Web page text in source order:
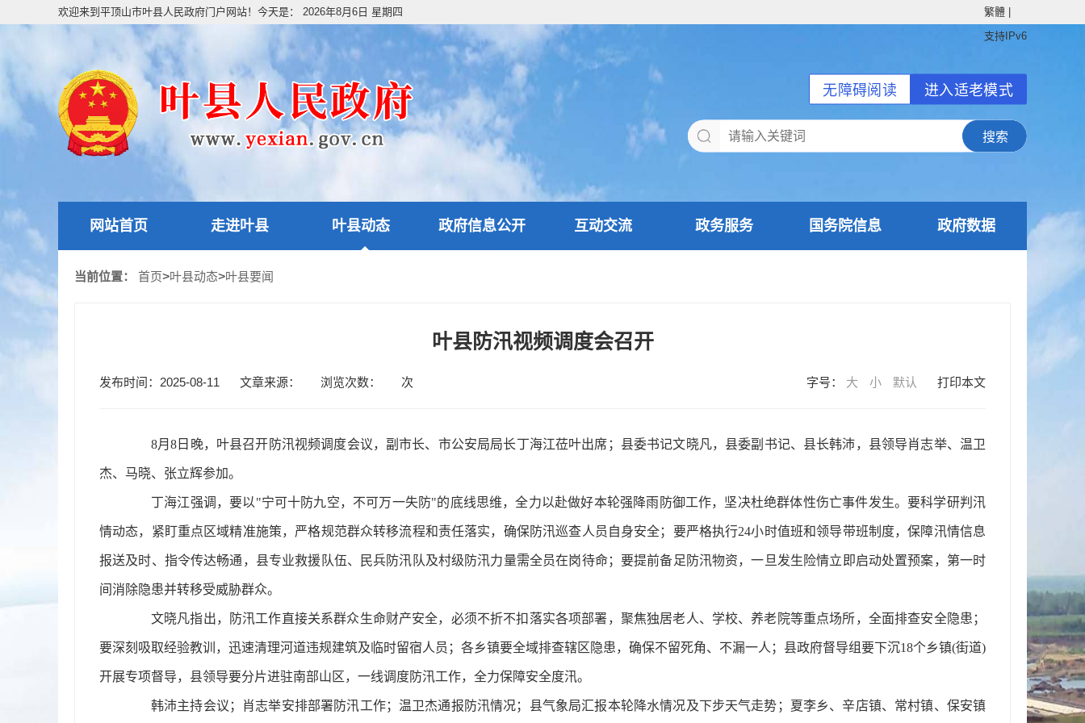
欢迎来到平顶山市叶县人民政府门户网站！今天是： 2026年8月6日 星期四 繁體
支持IPv6
进入适老模式
无障碍阅读
网站首页 走进叶县 叶县动态 政府信息公开 互动交流 政务服务 国务院信息 政府数据
当前位置： 首页>叶县动态>叶县要闻
叶县防汛视频调度会召开
发布时间：2025-08-11 文章来源： 浏览次数： 次 字号： 大 小 默认 打印本文
8月8日晚，叶县召开防汛视频调度会议，副市长、市公安局局长丁海江莅叶出席；县委书记文晓凡，县委副书记、县长韩沛，县领导肖志举、温卫
杰、马晓、张立辉参加。
丁海江强调，要以"宁可十防九空，不可万一失防"的底线思维，全力以赴做好本轮强降雨防御工作，坚决杜绝群体性伤亡事件发生。要科学研判汛
情动态，紧盯重点区域精准施策，严格规范群众转移流程和责任落实，确保防汛巡查人员自身安全；要严格执行24小时值班和领导带班制度，保障汛情信息
报送及时、指令传达畅通，县专业救援队伍、民兵防汛队及村级防汛力量需全员在岗待命；要提前备足防汛物资，一旦发生险情立即启动处置预案，第一时
间消除隐患并转移受威胁群众。
文晓凡指出，防汛工作直接关系群众生命财产安全，必须不折不扣落实各项部署，聚焦独居老人、学校、养老院等重点场所，全面排查安全隐患；
要深刻吸取经验教训，迅速清理河道违规建筑及临时留宿人员；各乡镇要全域排查辖区隐患，确保不留死角、不漏一人；县政府督导组要下沉18个乡镇(街道)
开展专项督导，县领导要分片进驻南部山区，一线调度防汛工作，全力保障安全度汛。
韩沛主持会议；肖志举安排部署防汛工作；温卫杰通报防汛情况；县气象局汇报本轮降水情况及下步天气走势；夏李乡、辛店镇、常村镇、保安镇